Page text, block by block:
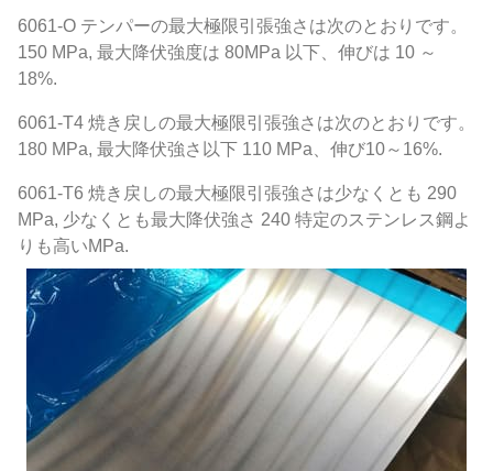
6061-O テンパーの最大極限引張強さは次のとおりです。
150 MPa, 最大降伏強度は 80MPa 以下、伸びは 10 ～
18%.
6061-T4 焼き戻しの最大極限引張強さは次のとおりです。
180 MPa, 最大降伏強さ以下 110 MPa、伸び10～16%.
6061-T6 焼き戻しの最大極限引張強さは少なくとも 290
MPa, 少なくとも最大降伏強さ 240 特定のステンレス鋼よ
りも高いMPa.